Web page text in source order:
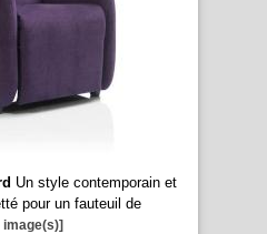
Un style contemporain et
pour un fauteuil de
image(s)]